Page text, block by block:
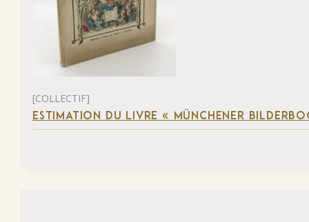
[COLLECTIF]
ESTIMATION DU LIVRE « MÜNCHENER